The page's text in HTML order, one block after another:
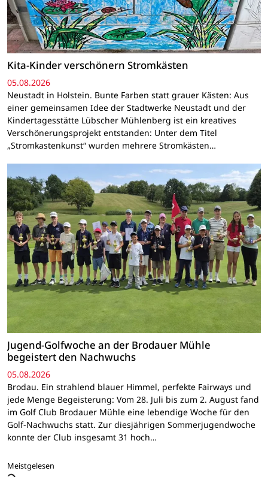
Kita-Kinder verschönern Stromkästen
05.08.2026
Neustadt in Holstein. Bunte Farben statt grauer Kästen: Aus
einer gemeinsamen Idee der Stadtwerke Neustadt und der
Kindertagesstätte Lübscher Mühlenberg ist ein kreatives
Verschönerungsprojekt entstanden: Unter dem Titel
„Stromkastenkunst“ wurden mehrere Stromkästen…
Jugend-Golfwoche an der Brodauer Mühle
begeistert den Nachwuchs
05.08.2026
Brodau. Ein strahlend blauer Himmel, perfekte Fairways und
jede Menge Begeisterung: Vom 28. Juli bis zum 2. August fand
im Golf Club Brodauer Mühle eine lebendige Woche für den
Golf-Nachwuchs statt. Zur diesjährigen Sommerjugendwoche
konnte der Club insgesamt 31 hoch…
Meistgelesen